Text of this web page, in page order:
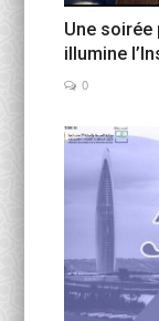
Une soirée
illumine
0